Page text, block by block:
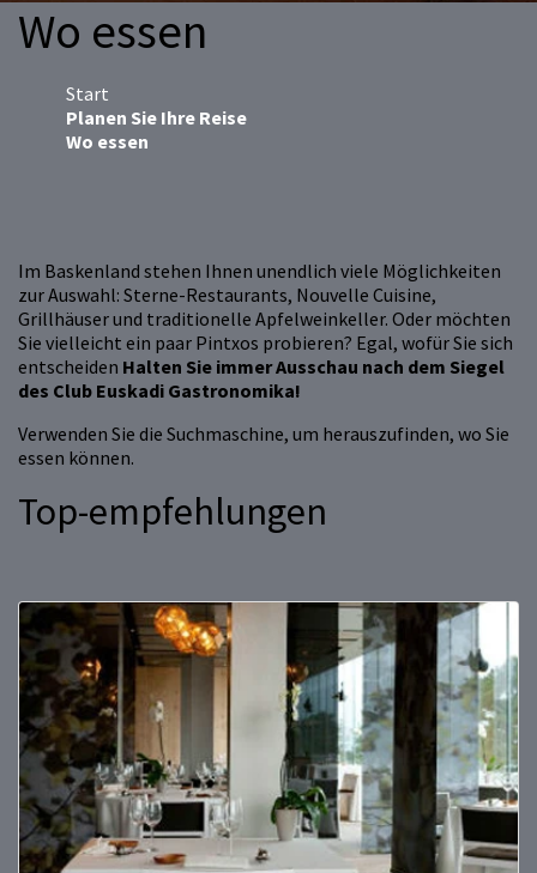
Wo essen
Start
Planen Sie Ihre Reise
Wo essen
Im Baskenland stehen Ihnen unendlich viele Möglichkeiten
zur Auswahl: Sterne-Restaurants, Nouvelle Cuisine,
Grillhäuser und traditionelle Apfelweinkeller. Oder möchten
Sie vielleicht ein paar Pintxos probieren? Egal, wofür Sie sich
entscheiden Halten Sie immer Ausschau nach dem Siegel
des Club Euskadi Gastronomika!
Verwenden Sie die Suchmaschine, um herauszufinden, wo Sie
essen können.
Top-empfehlungen